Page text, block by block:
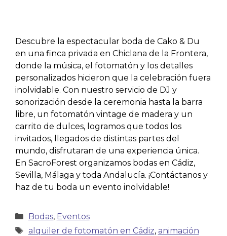
Descubre la espectacular boda de Cako & Du
en una finca privada en Chiclana de la Frontera,
donde la música, el fotomatón y los detalles
personalizados hicieron que la celebración fuera
inolvidable. Con nuestro servicio de DJ y
sonorización desde la ceremonia hasta la barra
libre, un fotomatón vintage de madera y un
carrito de dulces, logramos que todos los
invitados, llegados de distintas partes del
mundo, disfrutaran de una experiencia única.
En SacroForest organizamos bodas en Cádiz,
Sevilla, Málaga y toda Andalucía. ¡Contáctanos y
haz de tu boda un evento inolvidable!
Bodas, Eventos
alquiler de fotomatón en Cádiz, animación